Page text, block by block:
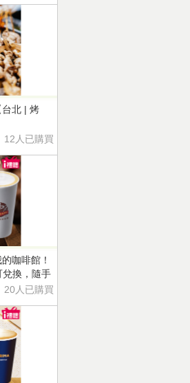
台北 | 烤
12人已購買
咖啡館！
兌換，隨手
啡的濃烈變
20人已購買